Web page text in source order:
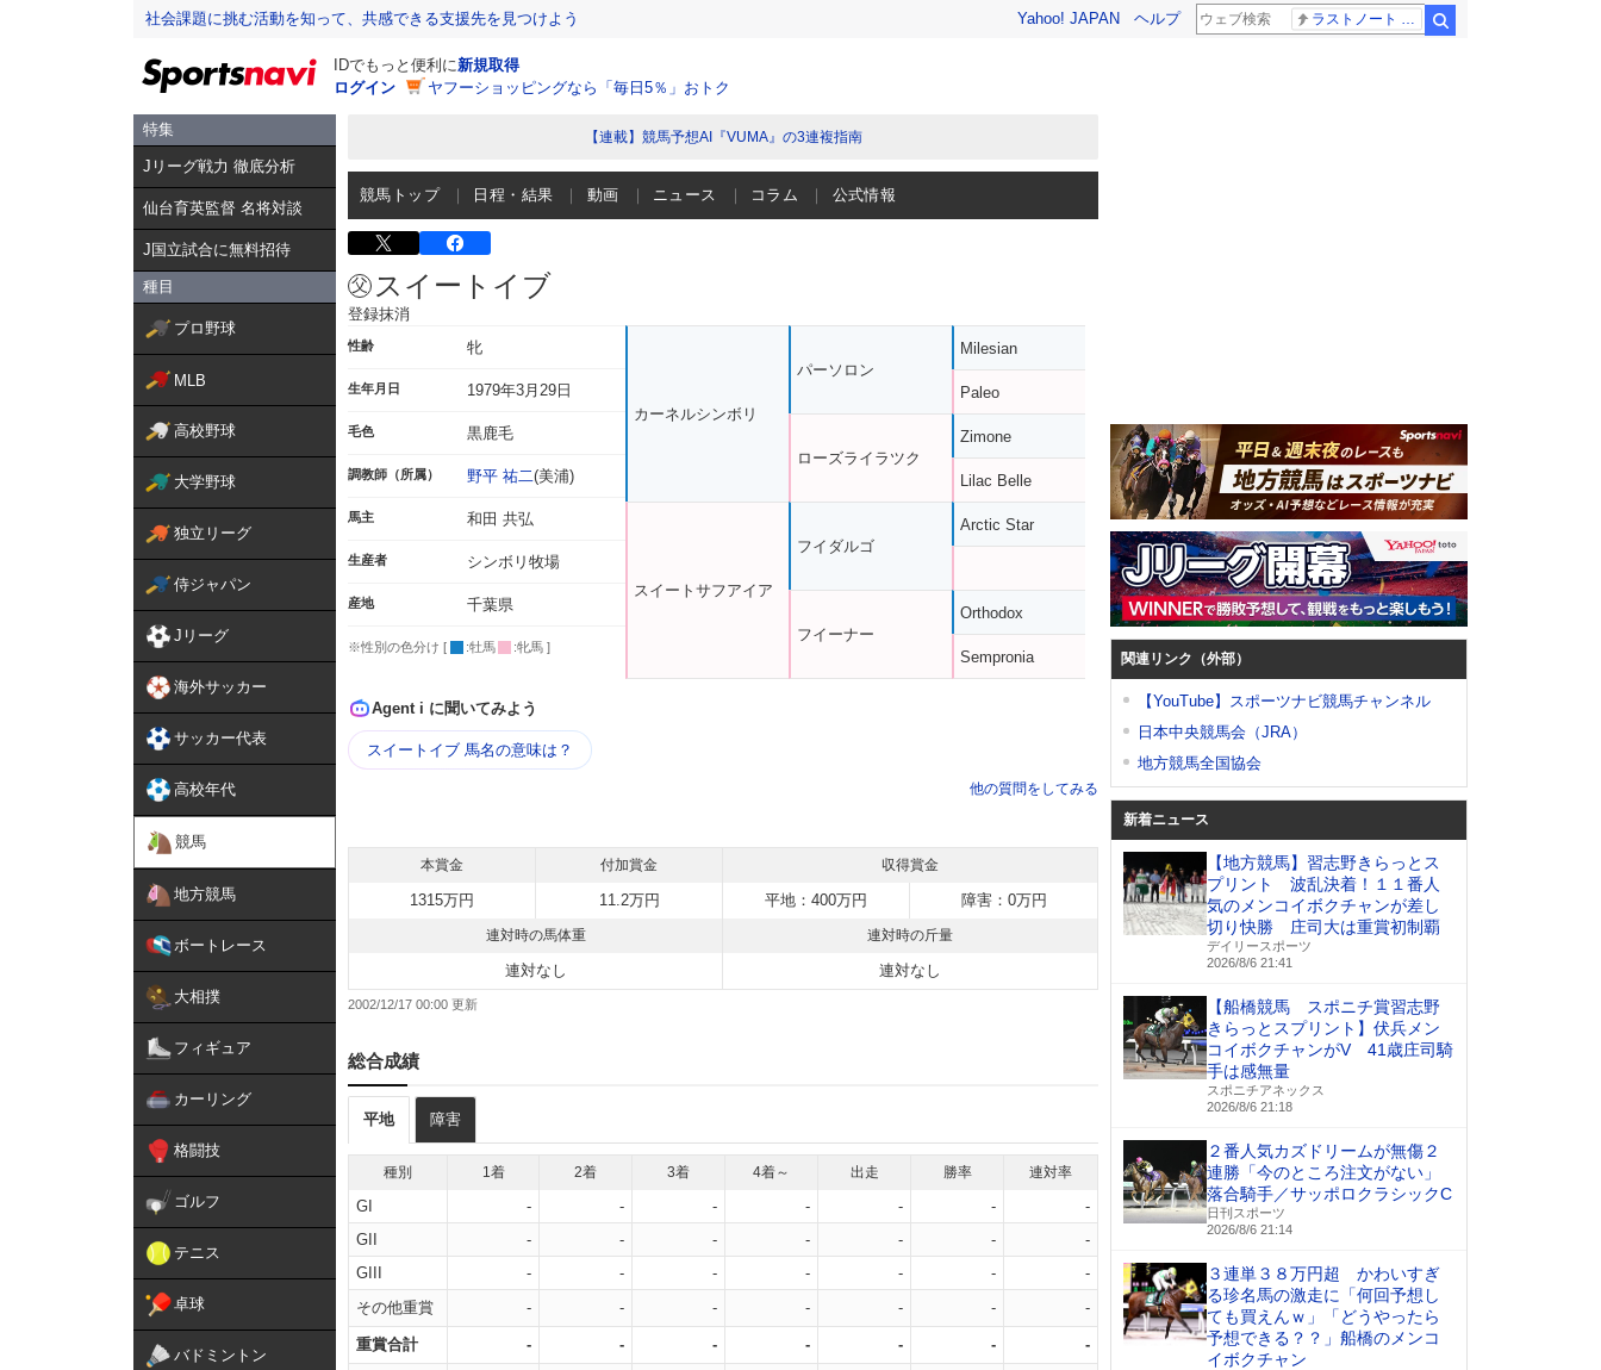
社会課題に挑む活動を知って、共感できる支援先を見つけよう Yahoo! JAPAN ヘルプ
IDでもっと便利に新規取得
ログイン
ヤフーショッピングなら「毎日5％」おトク
特集
Jリーグ戦力 徹底分析
仙台育英監督 名将対談
J国立試合に無料招待
種目
プロ野球
MLB
高校野球
大学野球
独立リーグ
侍ジャパン
Jリーグ
海外サッカー
サッカー代表
高校年代
競馬
地方競馬
ボートレース
大相撲
フィギュア
カーリング
格闘技
ゴルフ
テニス
卓球
バドミントン
【連載】競馬予想AI『VUMA』の3連複指南
競馬トップ 日程・結果 動画 ニュース コラム 公式情報
スイートイブ
登録抹消
性齢 牝
生年月日 1979年3月29日
毛色 黒鹿毛
調教師（所属） 野平 祐二(美浦)
馬主 和田 共弘
生産者 シンボリ牧場
産地 千葉県
※性別の色分け [ :牡馬 :牝馬 ]
カーネルシンボリ
スイートサフアイア
パーソロン
ローズライラツク
フイダルゴ
フイーナー
Milesian
Paleo
Zimone
Lilac Belle
Arctic Star
Orthodox
Sempronia
Agent i に聞いてみよう
スイートイブ 馬名の意味は？
他の質問をしてみる
本賞金 付加賞金 収得賞金
1315万円 11.2万円 平地：400万円 障害：0万円
連対時の馬体重 連対時の斤量
連対なし 連対なし
2002/12/17 00:00
総合成績
平地 障害
種別 1着 2着 3着 4着～ 出走 勝率 連対率
GI - - - - - -
-
GII
- - - - - -
-
GIII
- - - - - -
-
その他重賞
- - - - - - -
重賞合計 - - - - - - -
関連リンク（外部）
【YouTube】スポーツナビ競馬チャンネル
日本中央競馬会（JRA）
地方競馬全国協会
新着ニュース
【地方競馬】習志野きらっとス
プリント 波乱決着！１１番人
気のメンコイボクチャンが差し
切り快勝 庄司大は重賞初制覇
デイリースポーツ
2026/8/6 21:41
【船橋競馬 スポニチ賞習志野
きらっとスプリント】伏兵メン
コイボクチャンがV 41歳庄司騎
手は感無量
スポニチアネックス
2026/8/6 21:18
２番人気カズドリームが無傷２
連勝「今のところ注文がない」
落合騎手／サッポロクラシックC
日刊スポーツ
2026/8/6 21:14
３連単３８万円超 かわいすぎ
る珍名馬の激走に「何回予想し
ても買えんｗ」「どうやったら
予想できる？？」船橋のメンコ
イボクチャン